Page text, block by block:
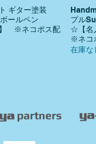
クビュー
ギター塗装
ールペン
※ネコポス配
プル
☆【名
※ネコ
在庫な
partners